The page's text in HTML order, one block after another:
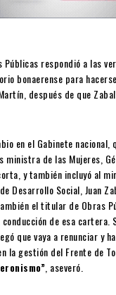
respondió a las
bonaerense para
después de que
en el Gabinete nacional,
ministra de las Mujeres,
y también incluyó al
Desarrollo Social, Juan
el titular de Obras
de esa cartera.
que vaya a renunciar y
la gestión del Frente de
, aseveró.